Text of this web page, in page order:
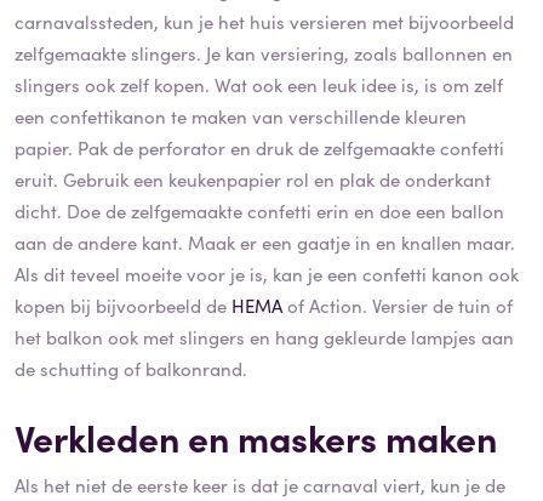
carnavalssteden, kun je het huis versieren met bijvoorbeeld
zelfgemaakte slingers. Je kan versiering, zoals ballonnen en
slingers ook zelf kopen. Wat ook een leuk idee is, is om zelf
een confettikanon te maken van verschillende kleuren
papier. Pak de perforator en druk de zelfgemaakte confetti
eruit. Gebruik een keukenpapier rol en plak de onderkant
dicht. Doe de zelfgemaakte confetti erin en doe een ballon
aan de andere kant. Maak er een gaatje in en knallen maar.
Als dit teveel moeite voor je is, kan je een confetti kanon ook
kopen bij bijvoorbeeld de HEMAof Action. Versier de tuin of
het balkon ook met slingers en hang gekleurde lampjes aan
de schutting of balkonrand.
Verkleden en maskers maken
Als het niet de eerste keer is dat je carnaval viert, kun je de